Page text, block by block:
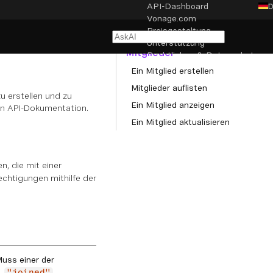
API-Dashboard
Vonage.com
Preisgestaltung
Unterstützung
Rechtliches & Datenschutz
Cookie-Einstellungen
erstellen und zu
API-Dokumentation.
die mit einer
mithilfe der
einer der
NAVIGATION
Geschäftsführende
Mitglieder
Ein Mitglied erstellen
Mitglieder auflisten
Ein Mitglied anzeigen
Ein Mitglied aktualisieren